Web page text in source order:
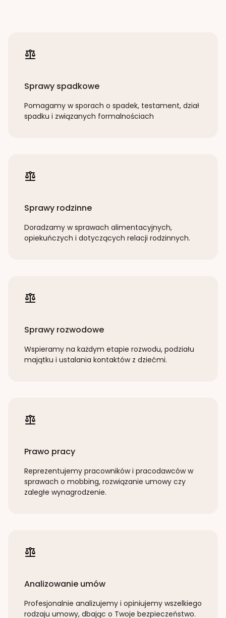
Sprawy spadkowe
Pomagamy w sporach o spadek, testament, dział
spadku i związanych formalnościach
Sprawy rodzinne
Doradzamy w sprawach alimentacyjnych,
opiekuńczych i dotyczących relacji rodzinnych.
Sprawy rozwodowe
Wspieramy na każdym etapie rozwodu, podziału
majątku i ustalania kontaktów z dziećmi.
Prawo pracy
Reprezentujemy pracowników i pracodawców w
sprawach o mobbing, rozwiązanie umowy czy
zaległe wynagrodzenie.
Analizowanie umów
Profesjonalnie analizujemy i opiniujemy wszelkiego
rodzaju umowy, dbając o Twoje bezpieczeństwo.